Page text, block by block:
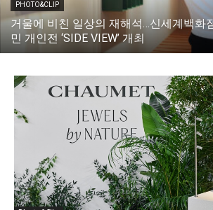
PHOTO&CLIP
거울에 비친 일상의 재해석…신세계백화
민 개인전 ‘SIDE VIEW’ 개최